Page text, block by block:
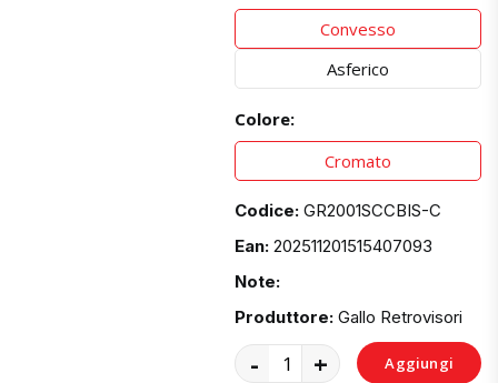
Convesso
Asferico
Colore:
Cromato
Codice: GR2001SCCBIS-C
Ean: 202511201515407093
Note:
Produttore: Gallo Retrovisori
- + Aggiungi